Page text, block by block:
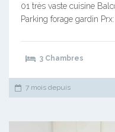
01 très vaste cuisine
Parking forage gardin
3 Chambres
7 mois depuis